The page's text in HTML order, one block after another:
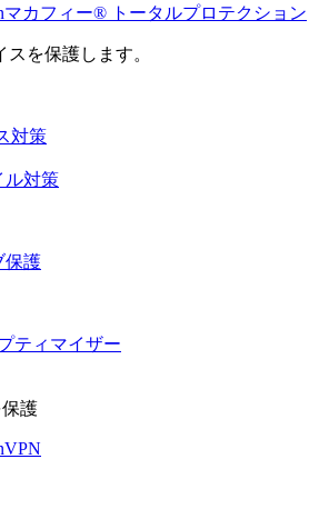
マカフィー® トータルプロテクション
を保護します。
対策
ル対策
保護
ティマイザー
護
VPN